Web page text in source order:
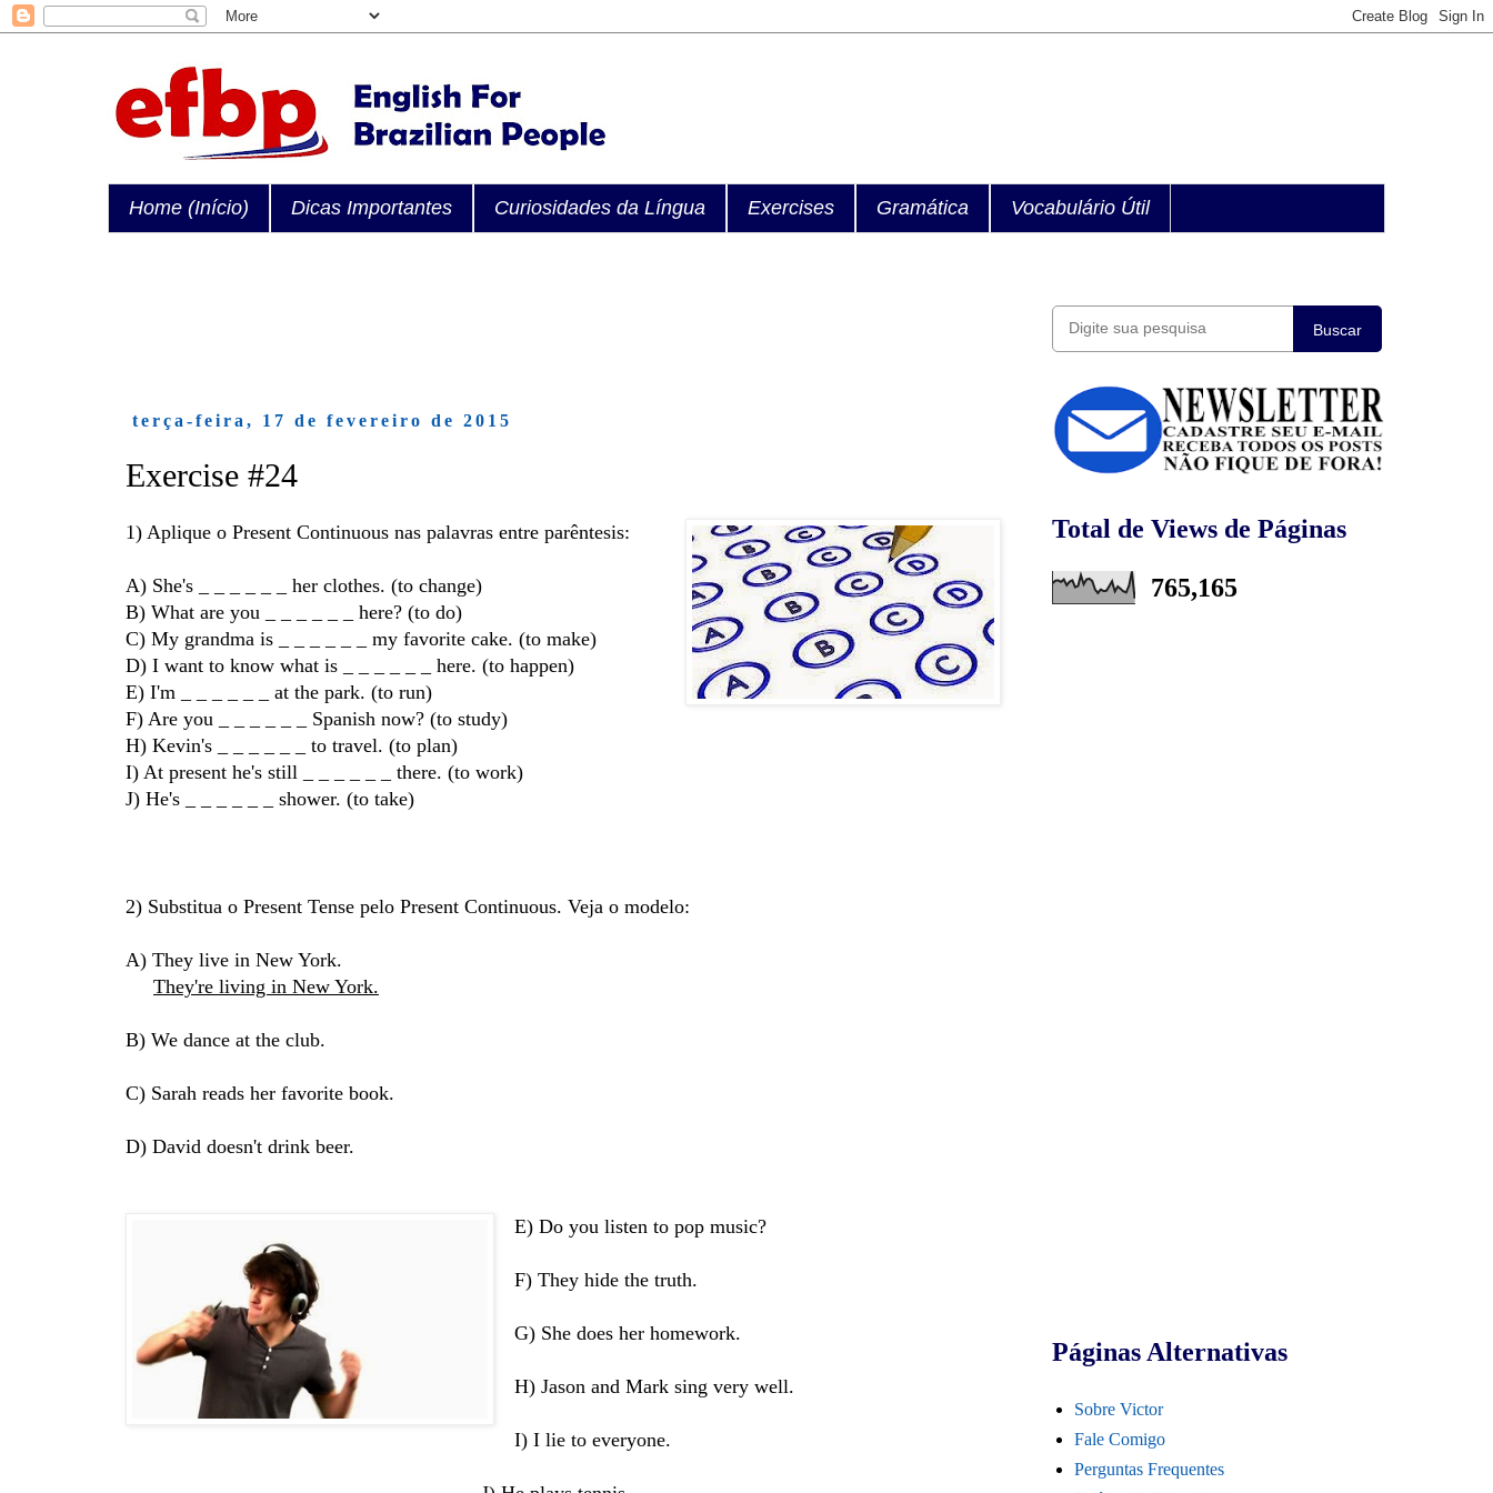
Home (Início) Dicas Importantes Curiosidades da Língua Exercises Gramática Vocabulário Útil
terça-feira, 17 de fevereiro de 2015
Exercise #24
1) Aplique o Present Continuous nas palavras entre parêntesis:
A) She's _ _ _ _ _ _ her clothes. (to change)
B) What are you
_ _ _ _ _ _ here? (to do)
C) My grandma is
_ _ _ _ _ _ my favorite cake. (to make)
D) I want to know what is
_ _ _ _ _ _ here. (to happen)
E) I'm
_ _ _ _ _ _ at the park. (to run)
F) Are you
_ _ _ _ _ _ Spanish now? (to study)
H) Kevin's
_ _ _ _ _ _ to travel. (to plan)
I) At present he's still
_ _ _ _ _ _ there. (to work)
J) He's
_ _ _ _ _ _ shower. (to take)
2) Substitua o Present Tense pelo Present Continuous. Veja o modelo:
A) They live in New York.
They're living in New York.
B) We dance at the club.
C) Sarah reads her favorite book.
D) David doesn't drink beer.
E) Do you listen to pop music?
F) They hide the truth.
G) She does her homework.
H) Jason and Mark sing very well.
I) I lie to everyone.
Buscar
Total de Views de Páginas
765,165
Páginas Alternativas
Sobre Victor
Fale Comigo
Perguntas Frequentes